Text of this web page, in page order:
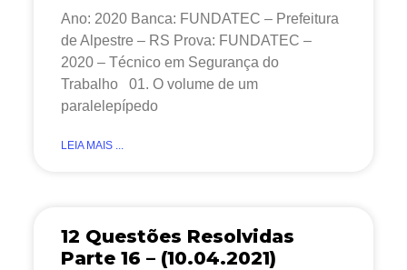
Ano: 2020 Banca: FUNDATEC – Prefeitura
de Alpestre – RS Prova: FUNDATEC –
2020 – Técnico em Segurança do
Trabalho 01. O volume de um
paralelepípedo
LEIA MAIS ...
12 Questões Resolvidas
Parte 16 – (10.04.2021)